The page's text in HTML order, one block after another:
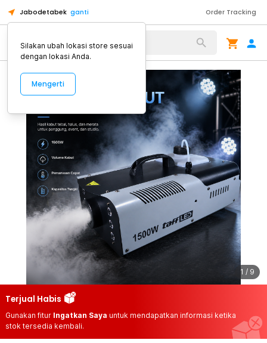
Jabodetabek ganti Order Tracking
Alat Kopi
1 / 9
Terjual Habis
Gunakan fitur Ingatkan Saya untuk mendapatkan informasi ketika
stok tersedia kembali.
Silakan ubah lokasi store sesuai
dengan lokasi Anda.
Mengerti